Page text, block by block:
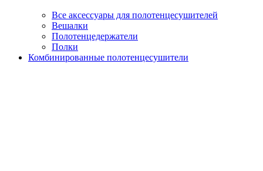
Все аксессуары для полотенцесушителей
Вешалки
Полотенцедержатели
Полки
Комбинированные полотенцесушители